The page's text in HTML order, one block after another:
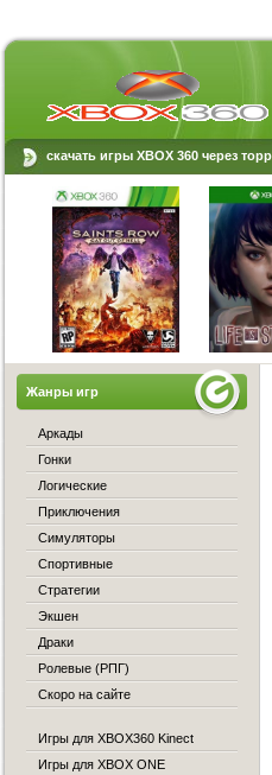
скачать игры XBOX 360 через
Жанры игр
Аркады
Гонки
Логические
Приключения
Симуляторы
Спортивные
Стратегии
Экшен
Драки
Ролевые (РПГ)
Скоро на сайте
Игры для XBOX360 Kinect
Игры для XBOX ONE